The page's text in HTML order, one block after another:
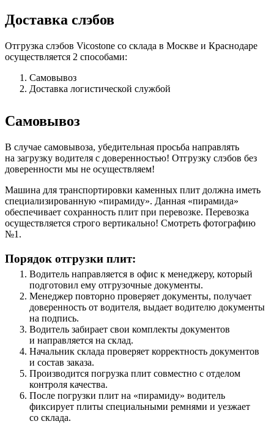
Доставка слэбов
Отгрузка слэбов Vicostone со склада в Москве и Краснодаре
осуществляется 2 способами:
Самовывоз
Доставка логистической службой
Самовывоз
В случае самовывоза, убедительная просьба направлять
на загрузку водителя с доверенностью! Отгрузку слэбов без
доверенности мы не осуществляем!
Машина для транспортировки каменных плит должна иметь
специализированную «пирамиду». Данная «пирамида»
обеспечивает сохранность плит при перевозке. Перевозка
осуществляется строго вертикально! Смотреть фотографию
№1.
Порядок отгрузки плит:
Водитель направляется в офис к менеджеру, который
подготовил ему отгрузочные документы.
Менеджер повторно проверяет документы, получает
доверенность от водителя, выдает водителю документы
на подпись.
Водитель забирает свои комплекты документов
и направляется на склад.
Начальник склада проверяет корректность документов
и состав заказа.
Производится погрузка плит совместно с отделом
контроля качества.
После погрузки плит на «пирамиду» водитель
фиксирует плиты специальными ремнями и уезжает
со склада.